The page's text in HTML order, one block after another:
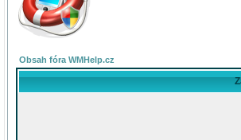
Obsah fóra WMHelp.cz